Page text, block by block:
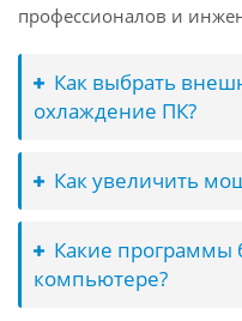
профессионалов и
Как выбрать
охлаждение ПК?
Как увеличить
Какие программы
компьютере?